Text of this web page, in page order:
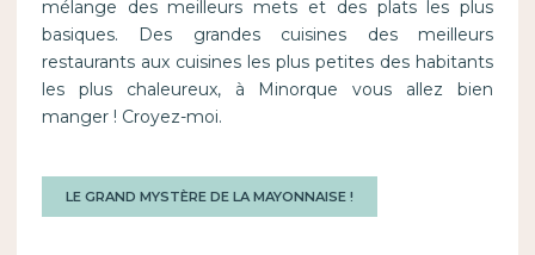
mélange des meilleurs mets et des plats les plus
basiques. Des grandes cuisines des meilleurs
restaurants aux cuisines les plus petites des habitants
les plus chaleureux, à Minorque vous allez bien
manger ! Croyez-moi.
LE GRAND MYSTÈRE DE LA MAYONNAISE !